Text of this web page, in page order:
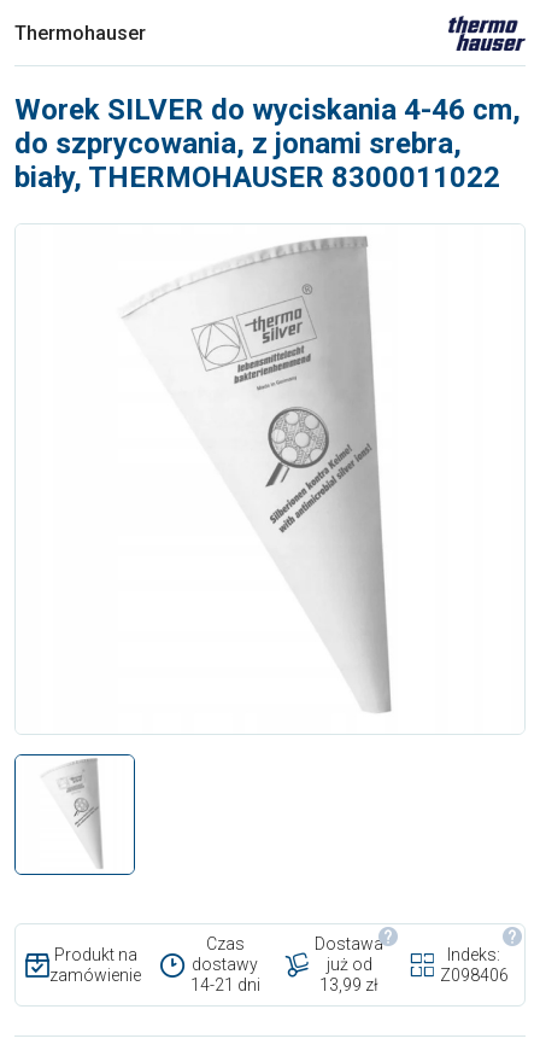
Thermohauser
Worek SILVER do wyciskania 4-46 cm,
do szprycowania, z jonami srebra,
biały, THERMOHAUSER 8300011022
Produkt na
zamówienie
Czas
dostawy
14-21 dni
Dostawa
już od
13,99 zł
Indeks:
Z098406